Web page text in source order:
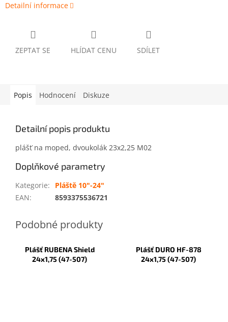
Detailní informace
ZEPTAT SE HLÍDAT CENU SDÍLET
Popis Hodnocení Diskuze
Detailní popis produktu
plášť na moped, dvoukolák 23x2,25 M02
Doplňkové parametry
Kategorie:
Pláště 10"-24"
EAN: 8593375536721
Plášť RUBENA Shield
24x1,75 (47-507)
Plášť DURO HF-878
24x1,75 (47-507)